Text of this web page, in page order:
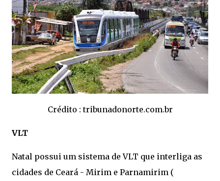
Crédito : tribunadonorte.com.br
VLT
Natal possui um sistema de VLT que interliga as
cidades de Ceará - Mirim e Parnamirim (